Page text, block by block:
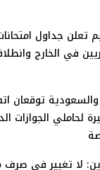
تعلن جداول
والسعودية توقعان
لحاملي الجوازات